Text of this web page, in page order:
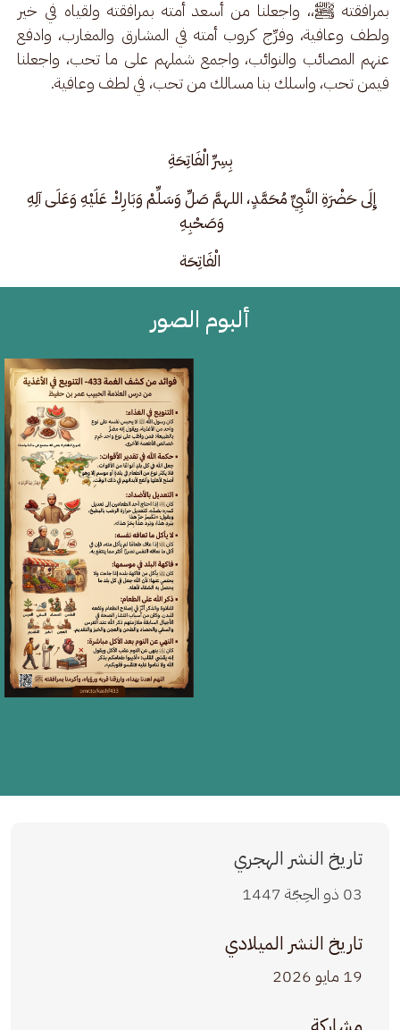
بمرافقته ﷺ،، واجعلنا من أسعد أمته بمرافقته ولقياه في خير
ولطف وعافية، وفرِّج كروب أمته في المشارق والمغارب، وادفع
عنهم المصائب والنوائب، واجمع شملهم على ما تحب، واجعلنا
فيمن تحب، واسلك بنا مسالك من تحب، في لطف وعافية.
بِسِرِّ الْفَاتِحَةِ
إِلَى حَضْرَةِ النَّبِيِّ مُحَمَّدٍ، اللهمَّ صَلِّ وَسَلِّمْ وَبَارِكْ عَلَيْهِ وَعَلَى آلِهِ
وَصَحْبِهِ
الْفَاتِحَة
ألبوم الصور
تاريخ النشر الهجري
03 ذو الحِجّة 1447
تاريخ النشر الميلادي
19 مايو 2026